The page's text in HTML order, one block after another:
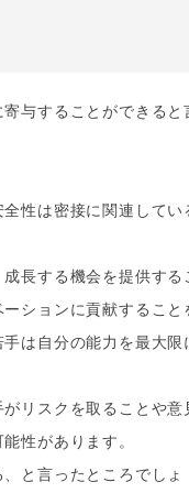
与することができると
性は密接に関連してい
長する機会を提供する
ションに貢献すること
は自分の能力を最大限
リスクを取ることや意
性があります。
と言ったところでしょ